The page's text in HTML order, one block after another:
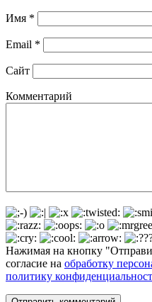
Имя *
Email *
Сайт
Комментарий
Нажимая на кнопку
согласие на обработку
политику